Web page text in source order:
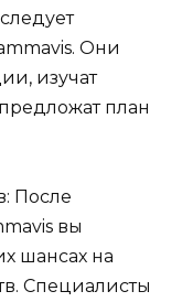
Они
изучат
план
После
вы
шансах на
Специалисты